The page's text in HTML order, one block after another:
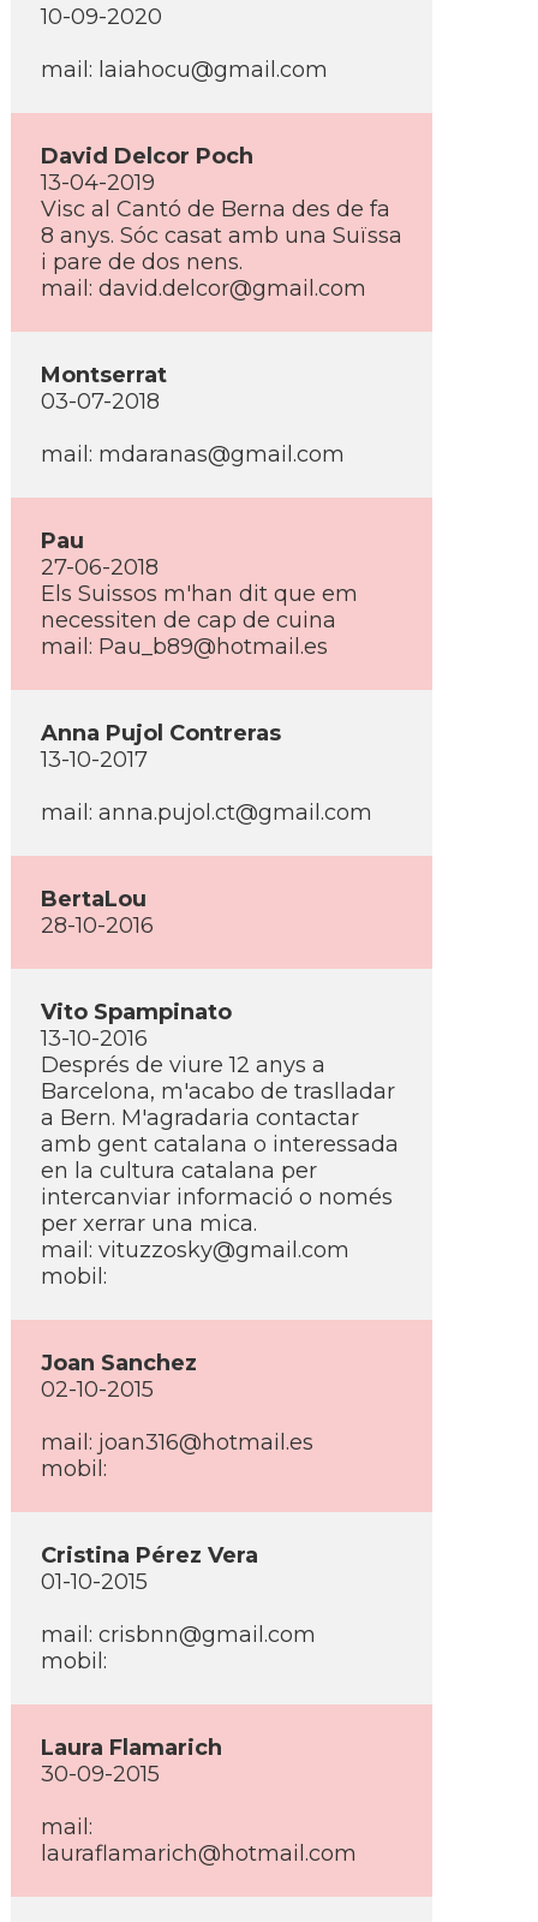
10-09-2020
mail: laiahocu@gmail.com
David Delcor Poch
13-04-2019
Visc al Cantó de Berna des de fa
8 anys. Sóc casat amb una Suïssa
i pare de dos nens.
mail: david.delcor@gmail.com
Montserrat
03-07-2018
mail: mdaranas@gmail.com
Pau
27-06-2018
Els Suissos m'han dit que em
necessiten de cap de cuina
mail: Pau_b89@hotmail.es
Anna Pujol Contreras
13-10-2017
mail: anna.pujol.ct@gmail.com
BertaLou
28-10-2016
Vito Spampinato
13-10-2016
Després de viure 12 anys a
Barcelona, m'acabo de traslladar
a Bern. M'agradaria contactar
amb gent catalana o interessada
en la cultura catalana per
intercanviar informació o només
per xerrar una mica.
mail: vituzzosky@gmail.com
mobil:
Joan Sanchez
02-10-2015
mail: joan316@hotmail.es
mobil:
Cristina Pérez Vera
01-10-2015
mail: crisbnn@gmail.com
mobil:
Laura Flamarich
30-09-2015
mail:
lauraflamarich@hotmail.com